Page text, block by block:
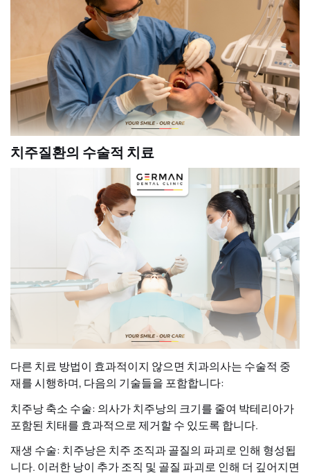
치주질환의 수술적 치료
다른 치료 방법이 효과적이지 않으면 치과의사는 수술적 중
재를 시행하며, 다음의 기술들을 포함합니다:
치주낭 축소 수술: 의사가 치주낭의 크기를 줄여 박테리아가
포함된 치태를 효과적으로 제거할 수 있도록 합니다.
재생 수술: 치주낭은 치주 조직과 골질의 파괴로 인해 형성됩
니다. 이러한 낭이 추가 조직 및 골질 파괴로 인해 더 깊어지면